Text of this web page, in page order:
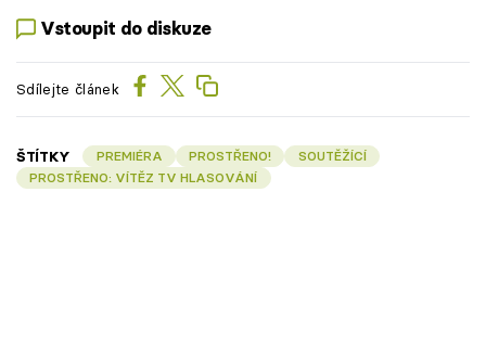
Vstoupit do diskuze
Sdílejte článek
ŠTÍTKY PREMIÉRA PROSTŘENO!
SOUTĚŽÍCÍ
PROSTŘENO: VÍTĚZ TV HLASOVÁNÍ